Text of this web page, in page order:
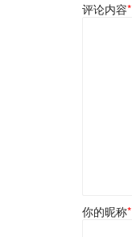
评论内容*
你的昵称*